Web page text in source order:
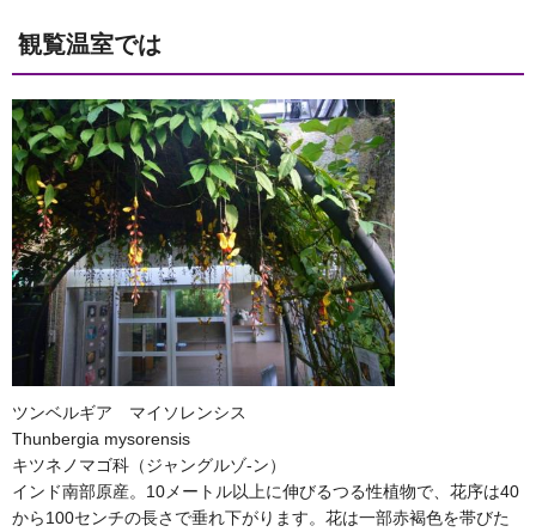
観覧温室では
ツンベルギア マイソレンシス
Thunbergia mysorensis
キツネノマゴ科（ジャングルゾ-ン）
インド南部原産。10メートル以上に伸びるつる性植物で、花序は40
から100センチの長さで垂れ下がります。花は一部赤褐色を帯びた